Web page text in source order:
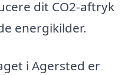
dit CO2-aftryk
energikilder.
i Agersted er